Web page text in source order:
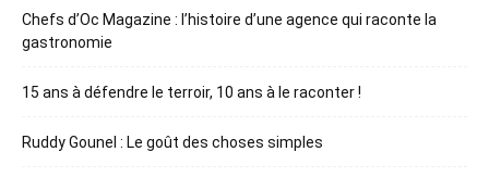
Chefs d’Oc Magazine : l’histoire d’une agence qui raconte la
gastronomie
15 ans à défendre le terroir, 10 ans à le raconter !
Ruddy Gounel : Le goût des choses simples